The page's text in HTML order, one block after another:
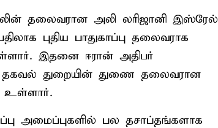
தலைவரான அலி லரிஜானி இஸ்ரேல்
புதிய பாதுகாப்பு தலைவராக
இதனை ஈரான் அதிபர்
தகவல் துறையின் துணை தலைவரான
உள்ளார்.
அமைப்புகளில் பல தசாப்தங்களாக